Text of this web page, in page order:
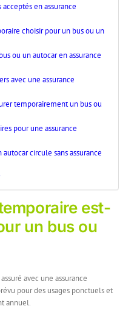
en assurance
choisir pour un bus ou un
ou un autocar en assurance
avec une assurance
temporairement un bus ou
pour une assurance
circule sans assurance
est-
un bus ou
avec une assurance
pour des usages ponctuels et
annuel.